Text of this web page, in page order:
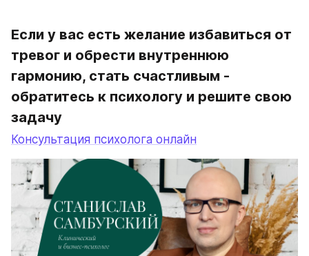
Если у вас есть желание избавиться от
тревог и обрести внутреннюю
гармонию, стать счастливым -
обратитесь к психологу и решите свою
задачу
Консультация психолога онлайн